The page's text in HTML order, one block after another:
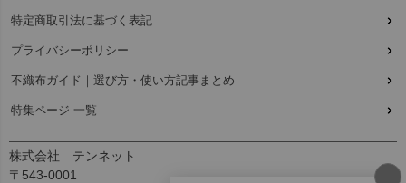
特定商取引法に基づく表記
プライバシーポリシー
不織布ガイド｜選び方・使い方記事まとめ
特集ページ 一覧
株式会社 テンネット
〒543-0001